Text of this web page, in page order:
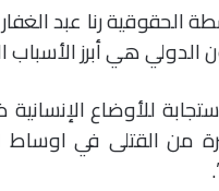
الحقوقية رنا عبد
هي أبرز الأسباب
للأوضاع
من القتلى في